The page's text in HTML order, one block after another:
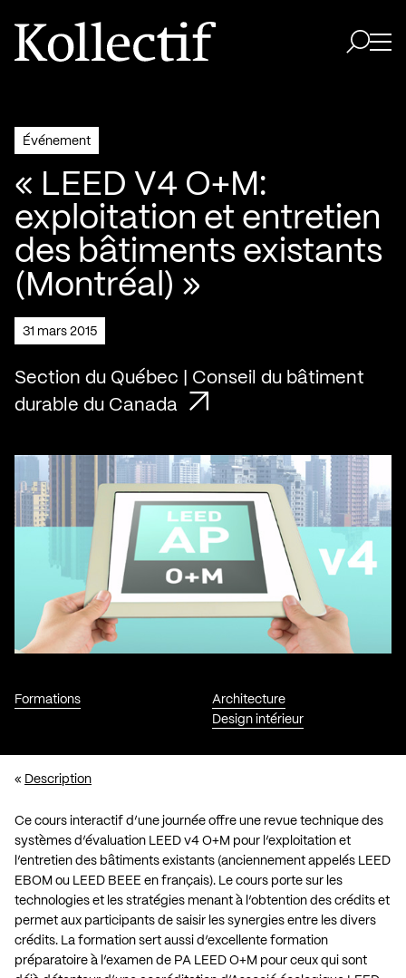
Aller à la page d'accueil
Logo Kollectif
Événement
« LEED V4 O+M:
exploitation et entretien
des bâtiments existants
(Montréal) »
31 mars 2015
Section du Québec | Conseil du bâtiment
durable du Canada
Formations
Architecture
Design intérieur
« Description
Ce cours interactif d’une journée offre une revue technique des
systèmes d’évaluation LEED v4 O+M pour l’exploitation et
l’entretien des bâtiments existants (anciennement appelés LEED
EBOM ou LEED BEEE en français). Le cours porte sur les
technologies et les stratégies menant à l’obtention des crédits et
permet aux participants de saisir les synergies entre les divers
crédits. La formation sert aussi d’excellente formation
préparatoire à l’examen de PA LEED O+M pour ceux qui sont